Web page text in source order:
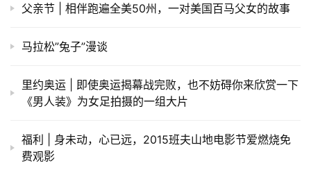
父亲节 | 相伴跑遍全美50州，一对美国百马父女的故事
马拉松”兔子”漫谈
里约奥运 | 即使奥运揭幕战完败，也不妨碍你来欣赏一下
《男人装》为女足拍摄的一组大片
福利 | 身未动，心已远，2015班夫山地电影节爱燃烧免
费观影